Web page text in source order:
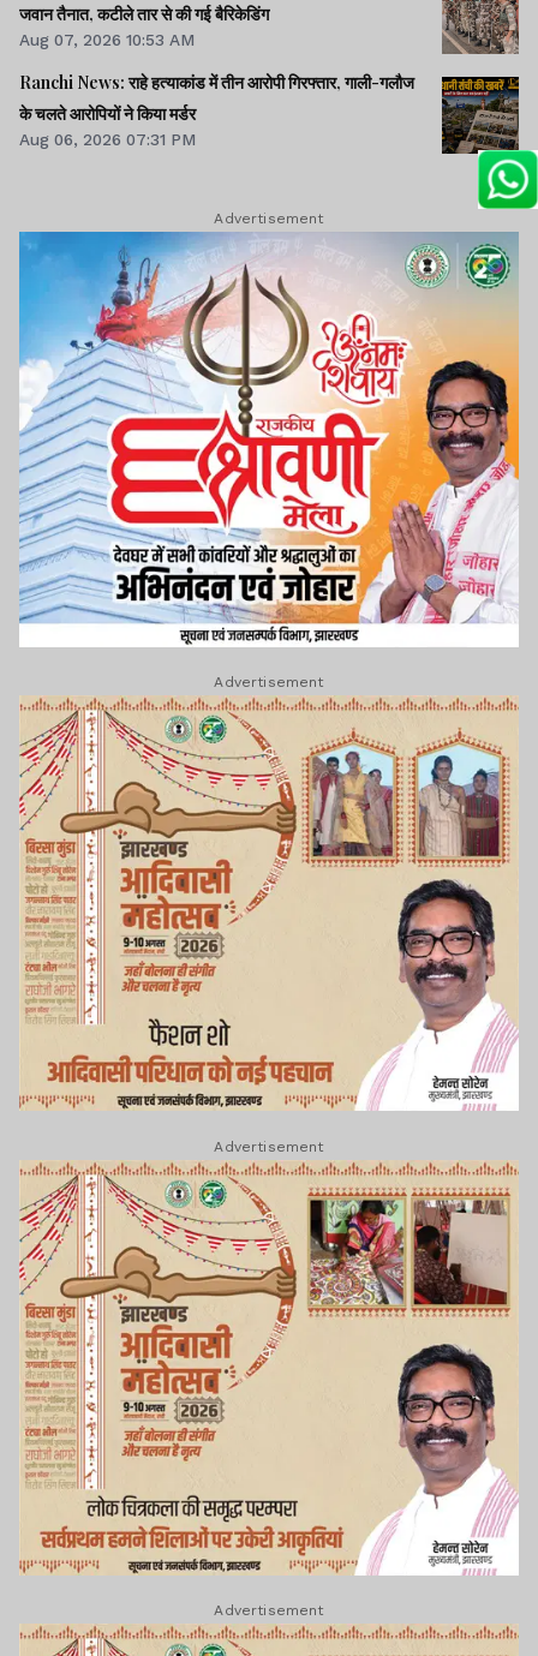
जवान तैनात, कटीले तार से की गई बैरिकेडिंग
Aug 07, 2026 10:53 AM
Ranchi News: राहे हत्याकांड में तीन आरोपी गिरफ्तार, गाली-गलौज
के चलते आरोपियों ने किया मर्डर
Aug 06, 2026 07:31 PM
Advertisement
Advertisement
Advertisement
Advertisement